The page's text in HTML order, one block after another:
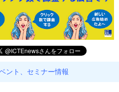
ント、セミナー情報